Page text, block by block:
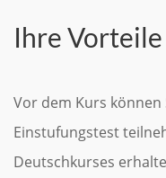
Ihre Vorteile
Vor dem Kurs
Einstufungstest
Deutschkurses